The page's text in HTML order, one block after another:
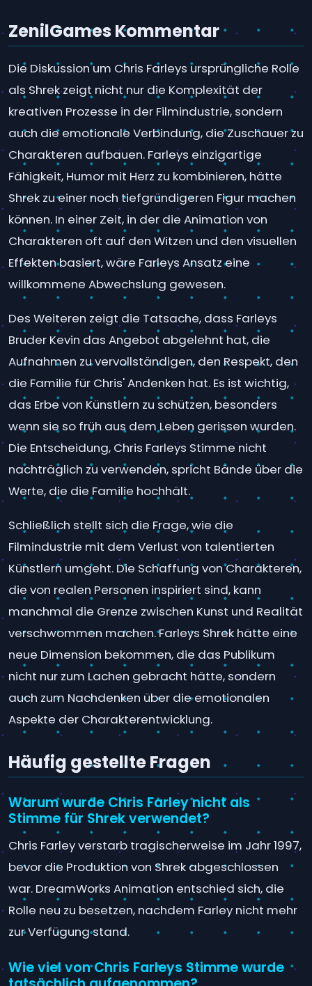
ZenilGames Kommentar
Die Diskussion um Chris Farleys ursprüngliche Rolle
als Shrek zeigt nicht nur die Komplexität der
kreativen Prozesse in der Filmindustrie, sondern
auch die emotionale Verbindung, die Zuschauer zu
Charakteren aufbauen. Farleys einzigartige
Fähigkeit, Humor mit Herz zu kombinieren, hätte
Shrek zu einer noch tiefgründigeren Figur machen
können. In einer Zeit, in der die Animation von
Charakteren oft auf den Witzen und den visuellen
Effekten basiert, wäre Farleys Ansatz eine
willkommene Abwechslung gewesen.
Des Weiteren zeigt die Tatsache, dass Farleys
Bruder Kevin das Angebot abgelehnt hat, die
Aufnahmen zu vervollständigen, den Respekt, den
die Familie für Chris' Andenken hat. Es ist wichtig,
das Erbe von Künstlern zu schützen, besonders
wenn sie so früh aus dem Leben gerissen wurden.
Die Entscheidung, Chris Farleys Stimme nicht
nachträglich zu verwenden, spricht Bände über die
Werte, die die Familie hochhält.
Schließlich stellt sich die Frage, wie die
Filmindustrie mit dem Verlust von talentierten
Künstlern umgeht. Die Schaffung von Charakteren,
die von realen Personen inspiriert sind, kann
manchmal die Grenze zwischen Kunst und Realität
verschwommen machen. Farleys Shrek hätte eine
neue Dimension bekommen, die das Publikum
nicht nur zum Lachen gebracht hätte, sondern
auch zum Nachdenken über die emotionalen
Aspekte der Charakterentwicklung.
Häufig gestellte Fragen
Warum wurde Chris Farley nicht als
Stimme für Shrek verwendet?
Chris Farley verstarb tragischerweise im Jahr 1997,
bevor die Produktion von Shrek abgeschlossen
war. DreamWorks Animation entschied sich, die
Rolle neu zu besetzen, nachdem Farley nicht mehr
zur Verfügung stand.
Wie viel von Chris Farleys Stimme wurde